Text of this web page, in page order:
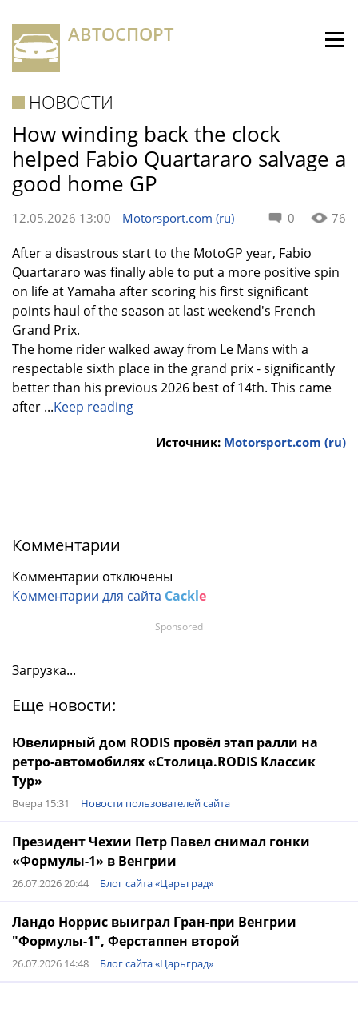
АВТОСПОРТ
НОВОСТИ
How winding back the clock
helped Fabio Quartararo salvage a
good home GP
0 76
12.05.2026 13:00 Motorsport.com (ru)
After a disastrous start to the MotoGP year, Fabio
Quartararo was finally able to put a more positive spin
on life at Yamaha after scoring his first significant
points haul of the season at last weekend's French
Grand Prix.
The home rider walked away from Le Mans with a
respectable sixth place in the grand prix - significantly
better than his previous 2026 best of 14th. This came
after ...Keep reading
Источник: Motorsport.com (ru)
Комментарии
Комментарии отключены
Комментарии для сайта Cackle
Загрузка...
Еще новости:
Ювелирный дом RODIS провёл этап ралли на
ретро-автомобилях «Столица.RODIS Классик
Тур»
Вчера 15:31 Новости пользователей сайта
Президент Чехии Петр Павел снимал гонки
«Формулы-1» в Венгрии
26.07.2026 20:44 Блог сайта «Царьград»
Ландо Норрис выиграл Гран-при Венгрии
"Формулы-1", Ферстаппен второй
26.07.2026 14:48 Блог сайта «Царьград»
Sponsored